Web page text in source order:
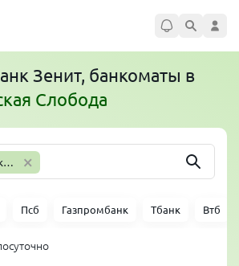
Банк Зенит, банкоматы в
Слобода
Банк Зенит, банкоматы ×
Псб Газпромбанк Тбанк Втб